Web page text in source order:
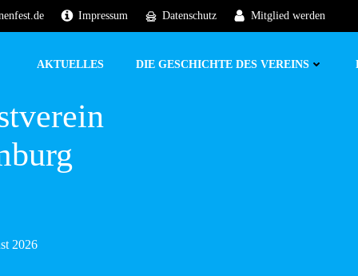
Impressum Datenschutz Mitglied werden
AKTUELLES DIE GESCHICHTE DES VEREINS
2026